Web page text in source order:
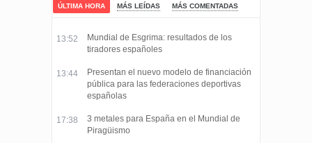
ÚLTIMA HORA MÁS LEÍDAS MÁS COMENTADAS
13:52
Mundial de Esgrima: resultados de los
tiradores españoles
13:44
Presentan el nuevo modelo de financiación
pública para las federaciones deportivas
españolas
17:38
3 metales para España en el Mundial de
Piragüismo